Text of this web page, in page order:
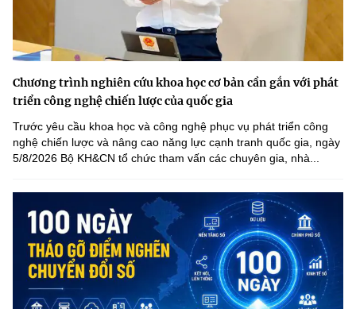
Chương trình nghiên cứu khoa học cơ bản cần gắn với phát
triển công nghệ chiến lược của quốc gia
Trước yêu cầu khoa học và công nghệ phục vụ phát triển công
nghệ chiến lược và nâng cao năng lực cạnh tranh quốc gia, ngày
5/8/2026 Bộ KH&CN tổ chức tham vấn các chuyên gia, nhà...